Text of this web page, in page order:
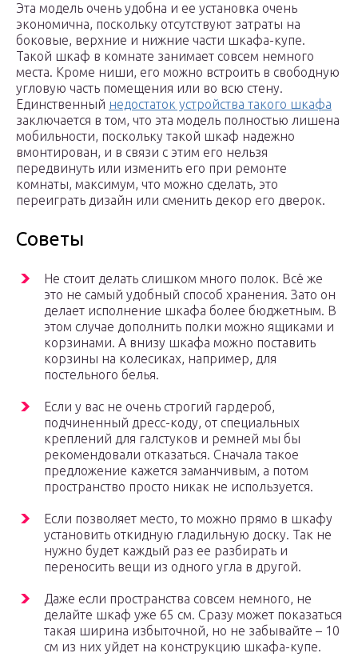
Эта модель очень удобна и ее установка очень
экономична, поскольку отсутствуют затраты на
боковые, верхние и нижние части шкафа-купе.
Такой шкаф в комнате занимает совсем немного
места. Кроме ниши, его можно встроить в свободную
угловую часть помещения или во всю стену.
Единственный недостаток устройства такого шкафа
заключается в том, что эта модель полностью лишена
мобильности, поскольку такой шкаф надежно
вмонтирован, и в связи с этим его нельзя
передвинуть или изменить его при ремонте
комнаты, максимум, что можно сделать, это
переиграть дизайн или сменить декор его дверок.
Советы
Не стоит делать слишком много полок. Всё же
это не самый удобный способ хранения. Зато он
делает исполнение шкафа более бюджетным. В
этом случае дополнить полки можно ящиками и
корзинами. А внизу шкафа можно поставить
корзины на колесиках, например, для
постельного белья.
Если у вас не очень строгий гардероб,
подчиненный дресс-коду, от специальных
креплений для галстуков и ремней мы бы
рекомендовали отказаться. Сначала такое
предложение кажется заманчивым, а потом
пространство просто никак не используется.
Если позволяет место, то можно прямо в шкафу
установить откидную гладильную доску. Так не
нужно будет каждый раз ее разбирать и
переносить вещи из одного угла в другой.
Даже если пространства совсем немного, не
делайте шкаф уже 65 см. Сразу может показаться
такая ширина избыточной, но не забывайте – 10
см из них уйдет на конструкцию шкафа-купе.